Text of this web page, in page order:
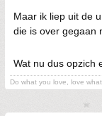
Maar ik liep uit de
die is over gegaan
Wat nu dus opzich
Do what you love, love